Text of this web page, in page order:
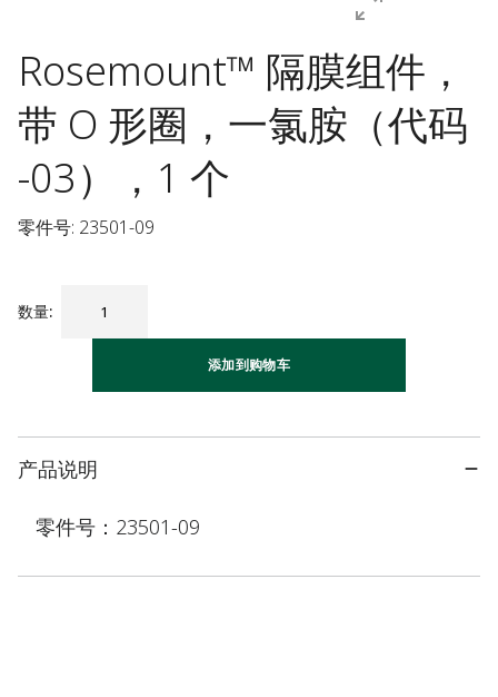
Rosemount™ 隔膜组件，
带 O 形圈，一氯胺（代码
-03），1 个
零件号: 23501-09
数量:
添加到购物车
产品说明
零件号：23501-09